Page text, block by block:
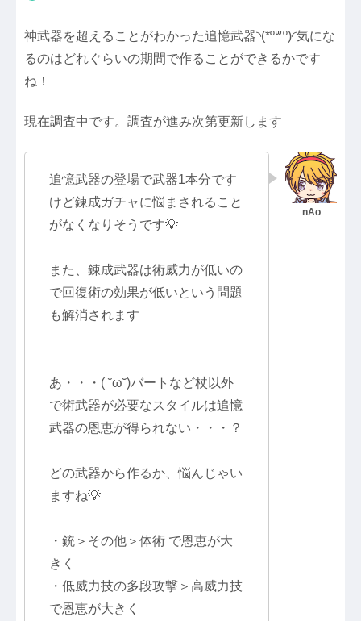
神武器を超えることがわかった追憶武器◝(*º꒳​º)◜気にな
るのはどれぐらいの期間で作ることができるかです
ね！
現在調査中です。調査が進み次第更新します
追憶武器の登場で武器1本分です
けど錬成ガチャに悩まされること
がなくなりそうです💡
また、錬成武器は術威力が低いの
で回復術の効果が低いという問題
も解消されます
あ・・・( ˘ω˘)バートなど杖以外
で術武器が必要なスタイルは追憶
武器の恩恵が得られない・・・？
どの武器から作るか、悩んじゃい
ますね💡
・銃＞その他＞体術 で恩恵が大
きく
・低威力技の多段攻撃＞高威力技
で恩恵が大きく